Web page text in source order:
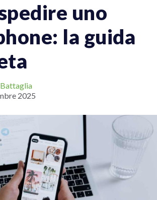
uno
la guida
2025